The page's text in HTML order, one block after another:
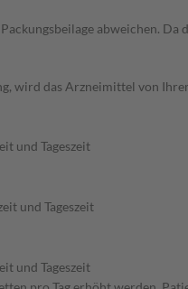
abweichen.
wird das Arzneimittel von
und Tageszeit
und Tageszeit
und Tageszeit